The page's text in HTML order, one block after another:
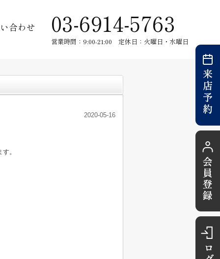
合わせ 03-6914-5763
営業時間：9:00-21:00 定休日：火曜日・水曜日
2020-05-16
。